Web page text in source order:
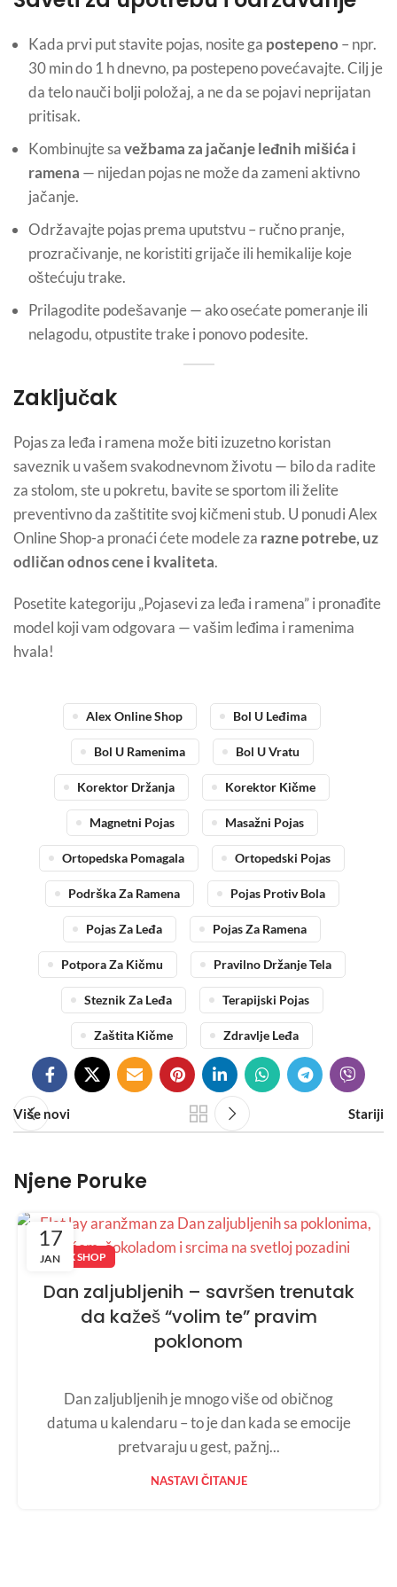
Kada prvi put stavite pojas, nosite ga postepeno – npr.
30 min do 1 h dnevno, pa postepeno povećavajte. Cilj je
da telo nauči bolji položaj, a ne da se pojavi neprijatan
pritisak.
Kombinujte savežbama za jačanje leđnih mišića i
ramena — nijedan pojas ne može da zameni aktivno
jačanje.
Održavajte pojas prema uputstvu – ručno pranje,
prozračivanje, ne koristiti grijače ili hemikalije koje
oštećuju trake.
Prilagodite podešavanje — ako osećate pomeranje ili
nelagodu, otpustite trake i ponovo podesite.
Zaključak
Pojas za leđa i ramena može biti izuzetno koristan
saveznik u vašem svakodnevnom životu — bilo da radite
za stolom, ste u pokretu, bavite se sportom ili želite
preventivno da zaštitite svoj kičmeni stub. U ponudi Alex
Online Shop-a pronaći ćete modele za razne potrebe, uz
odličan odnos cene i kvaliteta.
Posetite kategoriju „Pojasevi za leđa i ramena” i pronađite
model koji vam odgovara — vašim leđima i ramenima
hvala!
Alex Online Shop Bol U Leđima
Bol U Ramenima Bol U Vratu
Korektor Držanja Korektor Kičme
Magnetni Pojas Masažni Pojas
Ortopedska Pomagala Ortopedski Pojas
Podrška Za Ramena Pojas Protiv Bola
Pojas Za Leđa Pojas Za Ramena
Potpora Za Kičmu Pravilno Držanje Tela
Steznik Za Leđa Terapijski Pojas
Zaštita Kičme Zdravlje Leđa
Više novi Stariji
Njene Poruke
17
JANALEX SHOP
Dan zaljubljenih – savršen trenutak
da kažeš “volim te” pravim
poklonom
Dan zaljubljenih je mnogo više od običnog
datuma u kalendaru – to je dan kada se emocije
pretvaraju u gest, pažnj...
NASTAVI ČITANJE